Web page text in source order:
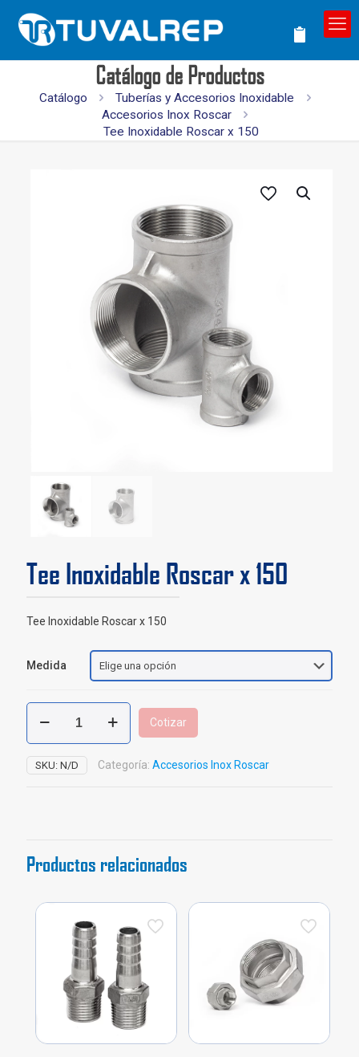
Catálogo de Productos
Catálogo
Tuberías y Accesorios Inoxidable
Accesorios Inox Roscar
Tee Inoxidable Roscar x 150
Tee Inoxidable Roscar x 150
Tee Inoxidable Roscar x 150
Medida
Tee
Inoxidable
Roscar
x
150
Cotizar
SKU: N/D Categoría: Accesorios Inox Roscar
Productos relacionados